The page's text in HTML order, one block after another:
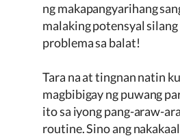
ng makapangyarihang
malaking potensyal
problema sa balat!
Tara na at tingnan natin
magbibigay ng puwang
ito sa iyong pang-araw-
routine. Sino ang